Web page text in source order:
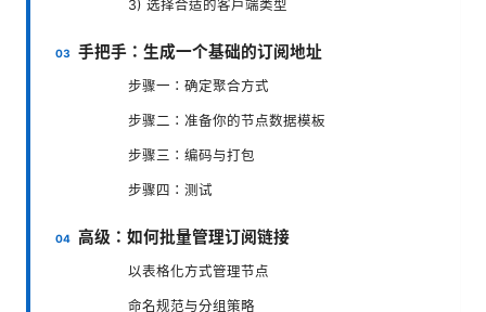
3) 选择合适的客户端类型
手把手：生成一个基础的订阅地址
步骤一：确定聚合方式
步骤二：准备你的节点数据模板
步骤三：编码与打包
步骤四：测试
高级：如何批量管理订阅链接
以表格化方式管理节点
命名规范与分组策略